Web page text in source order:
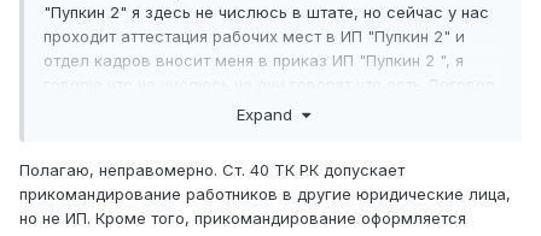
"Пупкин 2" я здесь не числюсь в штате, но сейчас у нас
проходит аттестация рабочих мест в ИП "Пупкин 2" и
отдел кадров вносит меня в приказ ИП "Пупкин 2 ", я
говорю что не числюсь но они говорят что есть Договор
между компаниями, что Пупкин 2 предоставляет услуги
подскажите правомерно ли это?
Expand
Полагаю, неправомерно. Ст. 40 ТК РК допускает
прикомандирование работников в другие юридические лица,
но не ИП. Кроме того, прикомандирование оформляется